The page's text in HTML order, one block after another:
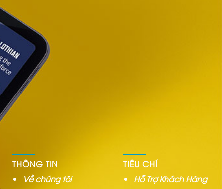
THÔNG TIN
Về chúng tôi
TIÊU CHÍ
Hỗ Trợ Khách Hàng